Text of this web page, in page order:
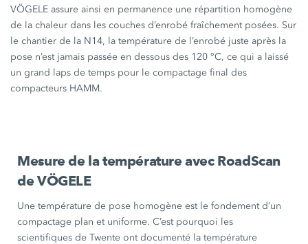
VÖGELE assure ainsi en permanence une répartition homogène
de la chaleur dans les couches d’enrobé fraîchement posées. Sur
le chantier de la N14, la température de l’enrobé juste après la
pose n’est jamais passée en dessous des 120 °C, ce qui a laissé
un grand laps de temps pour le compactage final des
compacteurs HAMM.
Mesure de la température avec RoadScan
de VÖGELE
Une température de pose homogène est le fondement d’un
compactage plan et uniforme. C’est pourquoi les
scientifiques de Twente ont documenté la température